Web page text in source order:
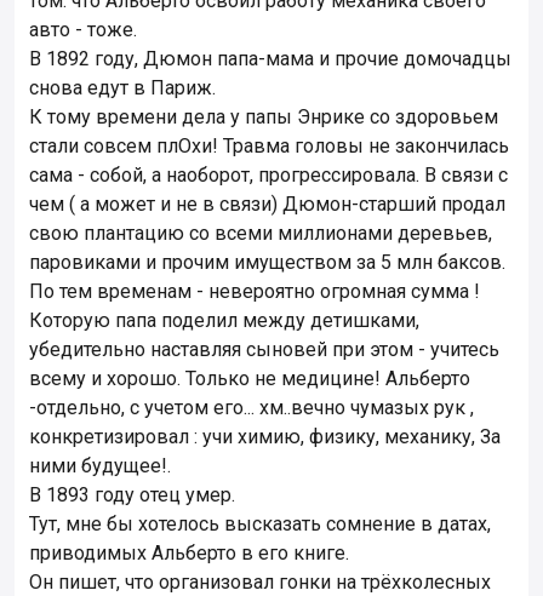
авто - тоже.
В 1892 году, Дюмон папа-мама и прочие домочадцы
снова едут в Париж.
К тому времени дела у папы Энрике со здоровьем
стали совсем плОхи! Травма головы не закончилась
сама - собой, а наоборот, прогрессировала. В связи с
чем ( а может и не в связи) Дюмон-старший продал
свою плантацию со всеми миллионами деревьев,
паровиками и прочим имуществом за 5 млн баксов.
По тем временам - невероятно огромная сумма !
Которую папа поделил между детишками,
убедительно наставляя сыновей при этом - учитесь
всему и хорошо. Только не медицине! Альберто
-отдельно, с учетом его... хм..вечно чумазых рук ,
конкретизировал : учи химию, физику, механику, За
ними будущее!.
В 1893 году отец умер.
Тут, мне бы хотелось высказать сомнение в датах,
приводимых Альберто в его книге.
Он пишет, что организовал гонки на трёхколесных